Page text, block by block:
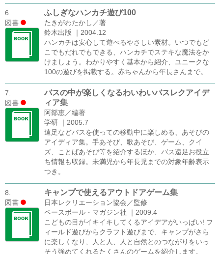
6.
図書
ふしぎなハンカチ遊び100
たきがわたかし／著
鈴木出版 ｜2004.12
ハンカチは安心して遊べるやさしい素材。いつでもど
こでもだれでもできる、ハンカチでステキな魔法をか
けましょう。わかりやすく基本から紹介、ユニークな
100の遊びを掲載する。赤ちゃんから年長さんまで。
7.
図書
バスの中が楽しくなるわいわいバスレクアイデ
ィア集
阿部恵／編著
学研 ｜2005.7
遠足などバスを使っての移動中に楽しめる、あそびの
アイディア集。手あそび、歌あそび、ゲーム、クイ
ズ、ことばあそび等を紹介するほか、バス遠足お役立
ち情報も収録。未満児から年長児までの対象年齢表示
つき。
8.
図書
キャンプで使えるアウトドアゲーム集
日本レクリエーション協会／監修
ベースボール・マガジン社 ｜2009.4
こどもの目がイキイキしてくるアイデアがいっぱい! フ
ィールド遊びからクラフト遊びまで、キャンプがさら
に楽しくなり、人と人、人と自然とのつながりをいっ
そう強めてくれるたくさんのゲームを紹介します。